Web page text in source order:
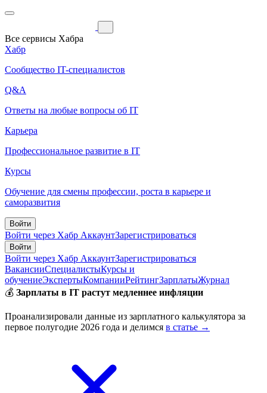
Все сервисы Хабра
Хабр
Сообщество IT-специалистов
Q&A
Ответы на любые вопросы об IT
Карьера
Профессиональное развитие в IT
Курсы
Обучение для смены профессии, роста в карьере и
саморазвития
Войти
Войти через Хабр АккаунтЗарегистрироваться
Войти
Войти через Хабр АккаунтЗарегистрироваться
ВакансииСпециалистыКурсы и
обучениеЭкспертыКомпанииРейтингЗарплатыЖурнал
💰 Зарплаты в IT растут медленнее инфляции
Проанализировали данные из зарплатного калькулятора за
первое полугодие 2026 года и делимся в статье →